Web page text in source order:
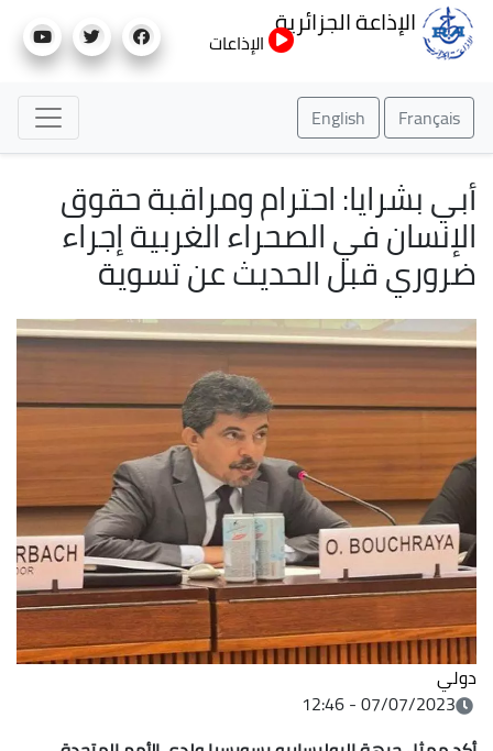
إلى
الإذاعة الجزائرية
الإذاعات
Français
English
أبي بشرايا: احترام ومراقبة حقوق
الإنسان في الصحراء الغربية إجراء
ضروري قبل الحديث عن تسوية
دولي
07/07/2023 - 12:46